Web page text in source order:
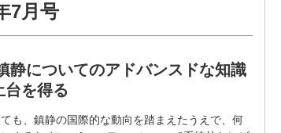
7月号
静についてのアドバンスドな知識
を得る
も、鎮静の国際的な動向を踏まえたうえで、何